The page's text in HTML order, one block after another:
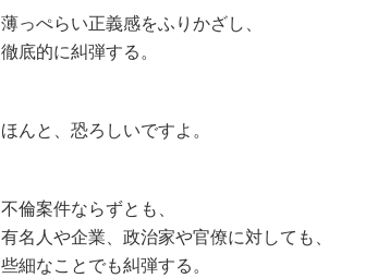
薄っぺらい正義感をふりかざし、
徹底的に糾弾する。
ほんと、恐ろしいですよ。
不倫案件ならずとも、
有名人や企業、政治家や官僚に対しても、
些細なことでも糾弾する。